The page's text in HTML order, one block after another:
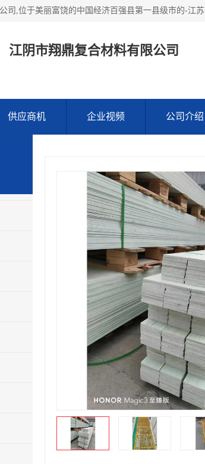
江阴市翔鼎复合材料有限公司
供应商机 企业视频 公司介绍